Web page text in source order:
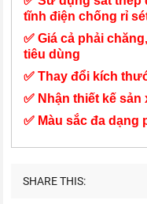
tĩnh điện chống rỉ
✅ Giá cả phải
tiêu dùng
✅ Thay đổi kích
✅ Nhận thiết kế
✅ Màu sắc đa dạng
SHARE THIS: